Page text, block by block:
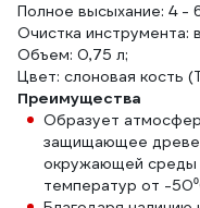
Полное высыхание: 4 -
Очистка инструмента:
Объем: 0,75 л;
Цвет: слоновая кость
Преимущества
Образует
защищающее
окружающей среды
температур от -